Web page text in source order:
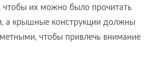
их можно было прочитать
а крышные конструкции должны
чтобы привлечь внимание